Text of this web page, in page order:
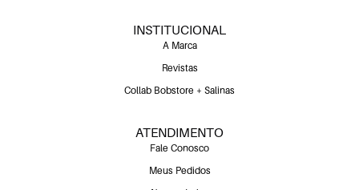
INSTITUCIONAL
A Marca
Revistas
Collab Bobstore + Salinas
ATENDIMENTO
Fale Conosco
Meus Pedidos